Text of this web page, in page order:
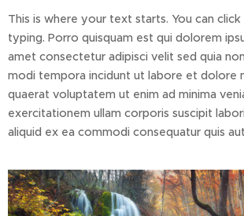
This is where your text starts. You can
typing. Porro quisquam est qui dolorem
amet consectetur adipisci velit sed quia
modi tempora incidunt ut labore et dolore
quaerat voluptatem ut enim ad minima
exercitationem ullam corporis suscipit
aliquid ex ea commodi consequatur quis